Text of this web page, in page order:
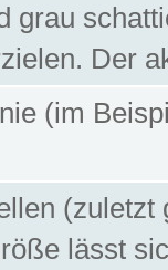
grau
Der
(im
lässt